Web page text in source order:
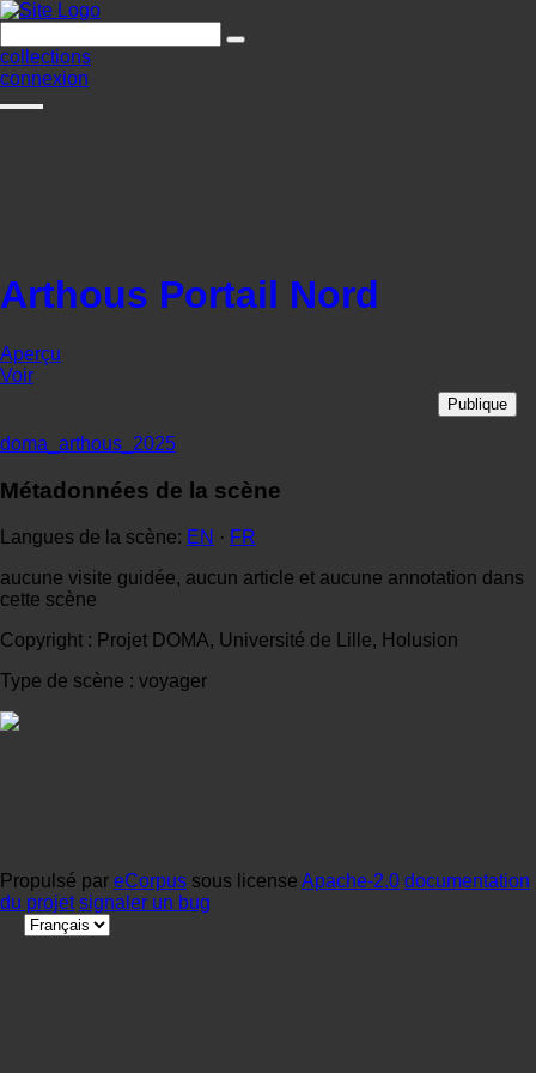
collections
connexion
Arthous Portail Nord
Aperçu
Voir
Publique
doma_arthous_2025
Métadonnées de la scène
Langues de la scène: EN · FR
aucune visite guidée, aucun article et aucune annotation dans
cette scène
Copyright : Projet DOMA, Université de Lille, Holusion
Type de scène : voyager
Propulsé par eCorpus sous license Apache-2.0 documentation
du projet signaler un bug